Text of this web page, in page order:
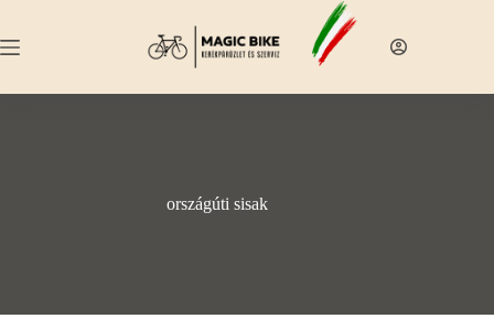
content
országúti sisak